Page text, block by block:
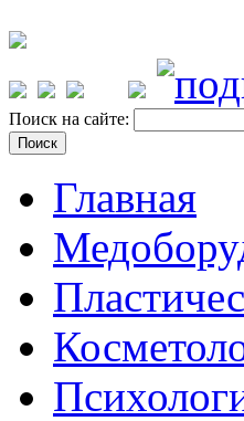
Поиск на сайте:
Главная